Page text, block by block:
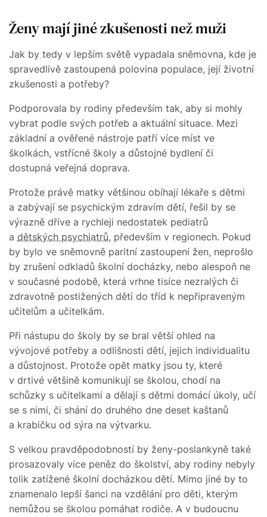
Ženy mají jiné zkušenosti než muži
Jak by tedy v lepším světě vypadala sněmovna, kde je
spravedlivě zastoupená polovina populace, její životní
zkušenosti a potřeby?
Podporovala by rodiny především tak, aby si mohly
vybrat podle svých potřeb a aktuální situace. Mezi
základní a ověřené nástroje patří více míst ve
školkách, vstřícné školy a důstojné bydlení či
dostupná veřejná doprava.
Protože právě matky většinou obíhají lékaře s dětmi
a zabývají se psychickým zdravím dětí, řešil by se
výrazně dříve a rychleji nedostatek pediatrů
a dětských psychiatrů, především v regionech. Pokud
by bylo ve sněmovně paritní zastoupení žen, neprošlo
by zrušení odkladů školní docházky, nebo alespoň ne
v současné podobě, která vrhne tisíce nezralých či
zdravotně postižených dětí do tříd k nepřipraveným
učitelům a učitelkám.
Při nástupu do školy by se bral větší ohled na
vývojové potřeby a odlišnosti dětí, jejich individualitu
a důstojnost. Protože opět matky jsou ty, které
v drtivé většině komunikují se školou, chodí na
schůzky s učitelkami a dělají s dětmi domácí úkoly, učí
se s nimi, či shání do druhého dne deset kaštanů
a krabičku od sýra na výtvarku.
S velkou pravděpodobností by ženy-poslankyně také
prosazovaly více peněz do školství, aby rodiny nebyly
tolik zatížené školní docházkou dětí. Mimo jiné by to
znamenalo lepší šanci na vzdělání pro děti, kterým
nemůžou se školou pomáhat rodiče. A v budoucnu